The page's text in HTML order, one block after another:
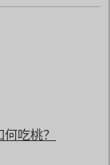
吃桃？